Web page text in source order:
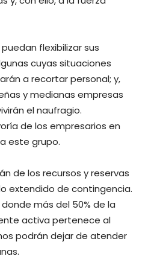
flexibilizar sus
cuyas situaciones
a recortar personal; y,
y medianas empresas
el naufragio.
de los empresarios en
este grupo.
de los recursos y reservas
extendido de contingencia.
más del 50% de la
activa pertenece al
podrán dejar de atender